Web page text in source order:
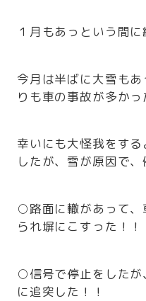
１月もあっという間に
今月は半ばに大雪も
りも車の事故が多かっ
幸いにも大怪我をす
したが、雪が原因で、
○路面に轍があって、
られ塀にこすった！！
○信号で停止をしたが
に追突した！！